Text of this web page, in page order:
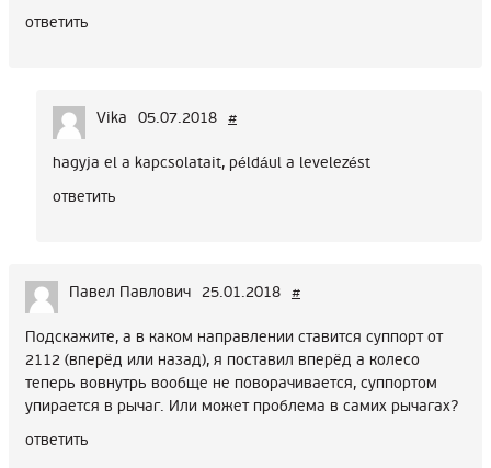
ответить
Vika 05.07.2018 #
hagyja el a kapcsolatait, például a levelezést
ответить
Павел Павлович 25.01.2018 #
Подскажите, а в каком направлении ставится суппорт от
2112 (вперёд или назад), я поставил вперёд а колесо
теперь вовнутрь вообще не поворачивается, суппортом
упирается в рычаг. Или может проблема в самих рычагах?
ответить